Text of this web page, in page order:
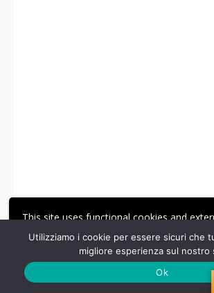
This site uses functional cookies and
improve your experience.
LE MIE IMPOSTAZIONI
Utilizziamo i cookie per essere sicuri che
migliore esperienza sul nostro
Ok